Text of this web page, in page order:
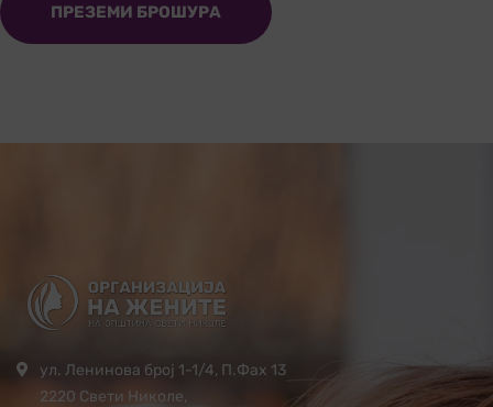
ПРЕЗЕМИ БРОШУРА
ул. Ленинова број 1-1/4, П.Фах 13
2220 Свети Николе,